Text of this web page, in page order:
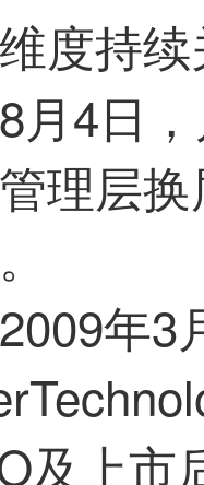
度持
月4日
理层
年3
及上市